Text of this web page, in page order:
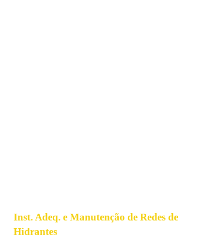
Inst. Adeq. e Manutenção de Redes de
Hidrantes